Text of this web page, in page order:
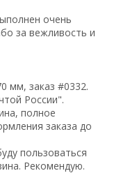
очень
за вежливость и
мм, заказ #0332.
России".
полное
заказа до
пользоваться
Рекомендую.